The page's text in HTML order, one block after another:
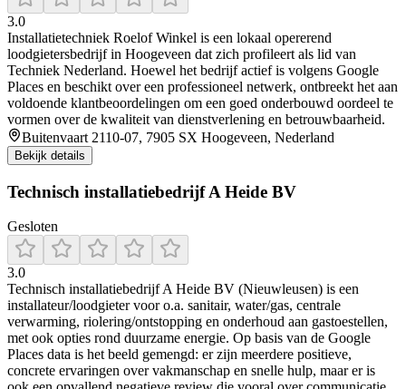
3.0
Installatietechniek Roelof Winkel is een lokaal opererend
loodgietersbedrijf in Hoogeveen dat zich profileert als lid van
Techniek Nederland. Hoewel het bedrijf actief is volgens Google
Places en beschikt over een professioneel netwerk, ontbreekt het aan
voldoende klantbeoordelingen om een goed onderbouwd oordeel te
vormen over de kwaliteit van dienstverlening en betrouwbaarheid.
Buitenvaart 2110-07, 7905 SX Hoogeveen, Nederland
Bekijk details
Technisch installatiebedrijf A Heide BV
Gesloten
3.0
Technisch installatiebedrijf A Heide BV (Nieuwleusen) is een
installateur/loodgieter voor o.a. sanitair, water/gas, centrale
verwarming, riolering/ontstopping en onderhoud aan gastoestellen,
met ook opties rond duurzame energie. Op basis van de Google
Places data is het beeld gemengd: er zijn meerdere positieve,
concrete ervaringen over vakmanschap en snelle hulp, maar er is